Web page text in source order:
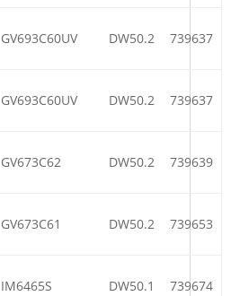
GV693C60UV DW50.2 739637
GV693C60UV DW50.2 739637
GV673C62 DW50.2 739639
GV673C61 DW50.2 739653
IM6465S DW50.1 739674